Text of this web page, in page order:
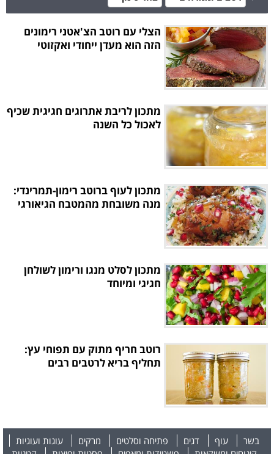
הצלי עם רוטב הצ'אטני רימונים
הזה הוא מעדן ייחודי ואקזוטי
מתכון לריבת אתרוגים חגיגית שכיף
לאכול כל השנה
מתכון לעוף ברוטב רימון-תמרינדי:
מנה משובחת מהמטבח הגיאורגי
מתכון לסלט מנגו ורימון לשולחן
חגיגי ומיוחד
רוטב חריף מתוק עם תפוחי עץ:
תחליף בריא לרטבים רבים
בשר עוף דגים פתיחה וסלטים מרקים
עוגות ועוגיות